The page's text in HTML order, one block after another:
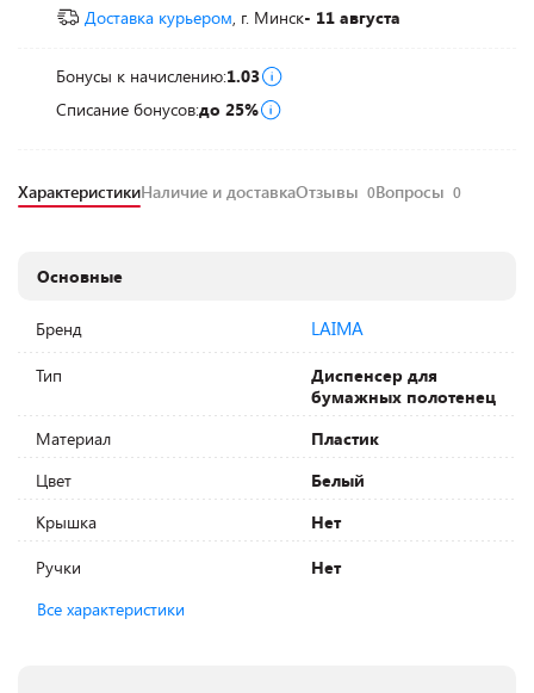
Доставка курьером, г. Минск- 11 августа
Бонусы к начислению:1.03
Списание бонусов:до 25%
ХарактеристикиНаличие и доставкаОтзывы 0Вопросы 0
Основные
Бренд LAIMA
Тип
Диспенсер для
бумажных полотенец
Материал
Пластик
Цвет
Белый
Крышка
Нет
Ручки
Нет
Все характеристики